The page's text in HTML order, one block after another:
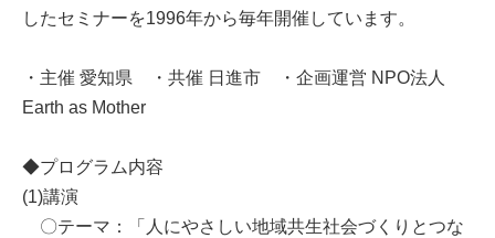
したセミナーを1996年から毎年開催しています。
・主催 愛知県 ・共催 日進市 ・企画運営 NPO法人
Earth as Mother
◆プログラム内容
(1)講演
〇テーマ：「人にやさしい地域共生社会づくりとつな